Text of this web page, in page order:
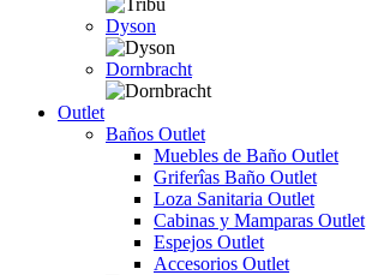
Dyson
Dornbracht
Outlet
Baños Outlet
Muebles de Baño Outlet
Griferîas Baño Outlet
Loza Sanitaria Outlet
Cabinas y Mamparas Outlet
Espejos Outlet
Accesorios Outlet